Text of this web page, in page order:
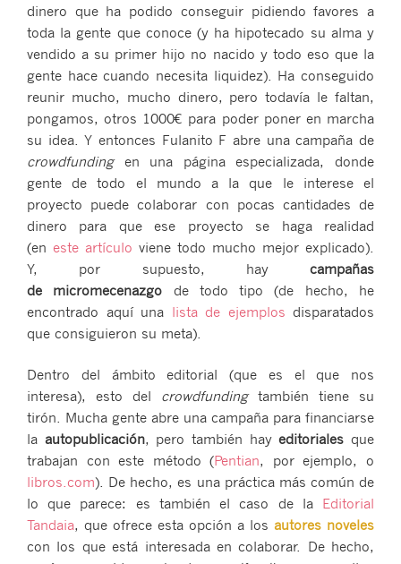
dinero que ha podido conseguir pidiendo favores a
toda la gente que conoce (y ha hipotecado su alma y
vendido a su primer hijo no nacido y todo eso que la
gente hace cuando necesita liquidez). Ha conseguido
reunir mucho, mucho dinero, pero todavía le faltan,
pongamos, otros 1000€ para poder poner en marcha
su idea. Y entonces Fulanito F abre una campaña de
crowdfundingen una página especializada, donde
gente de todo el mundo a la que le interese el
proyecto puede colaborar con pocas cantidades de
dinero para que ese proyecto se haga realidad
(en este artículo viene todo mucho mejor explicado).
Y, por supuesto, hay campañas
de micromecenazgo de todo tipo (de hecho, he
encontrado aquí una lista de ejemplos disparatados
que consiguieron su meta).
Dentro del ámbito editorial (que es el que nos
interesa), esto del crowdfundingtambién tiene su
tirón. Mucha gente abre una campaña para financiarse
la autopublicación, pero también hayeditoriales que
trabajan con este método (Pentian, por ejemplo, o
libros.com). De hecho, es una práctica más común de
lo que parece: es también el caso de la Editorial
Tandaia, que ofrece esta opción a los autores noveles
con los que está interesada en colaborar. De hecho,